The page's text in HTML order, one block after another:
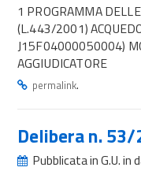
1 PROGRAMMA
(L.443/2001)
J15F04000050004)
AGGIUDICATORE
permalink.
Delibera n.
Pubblicata in G.U.